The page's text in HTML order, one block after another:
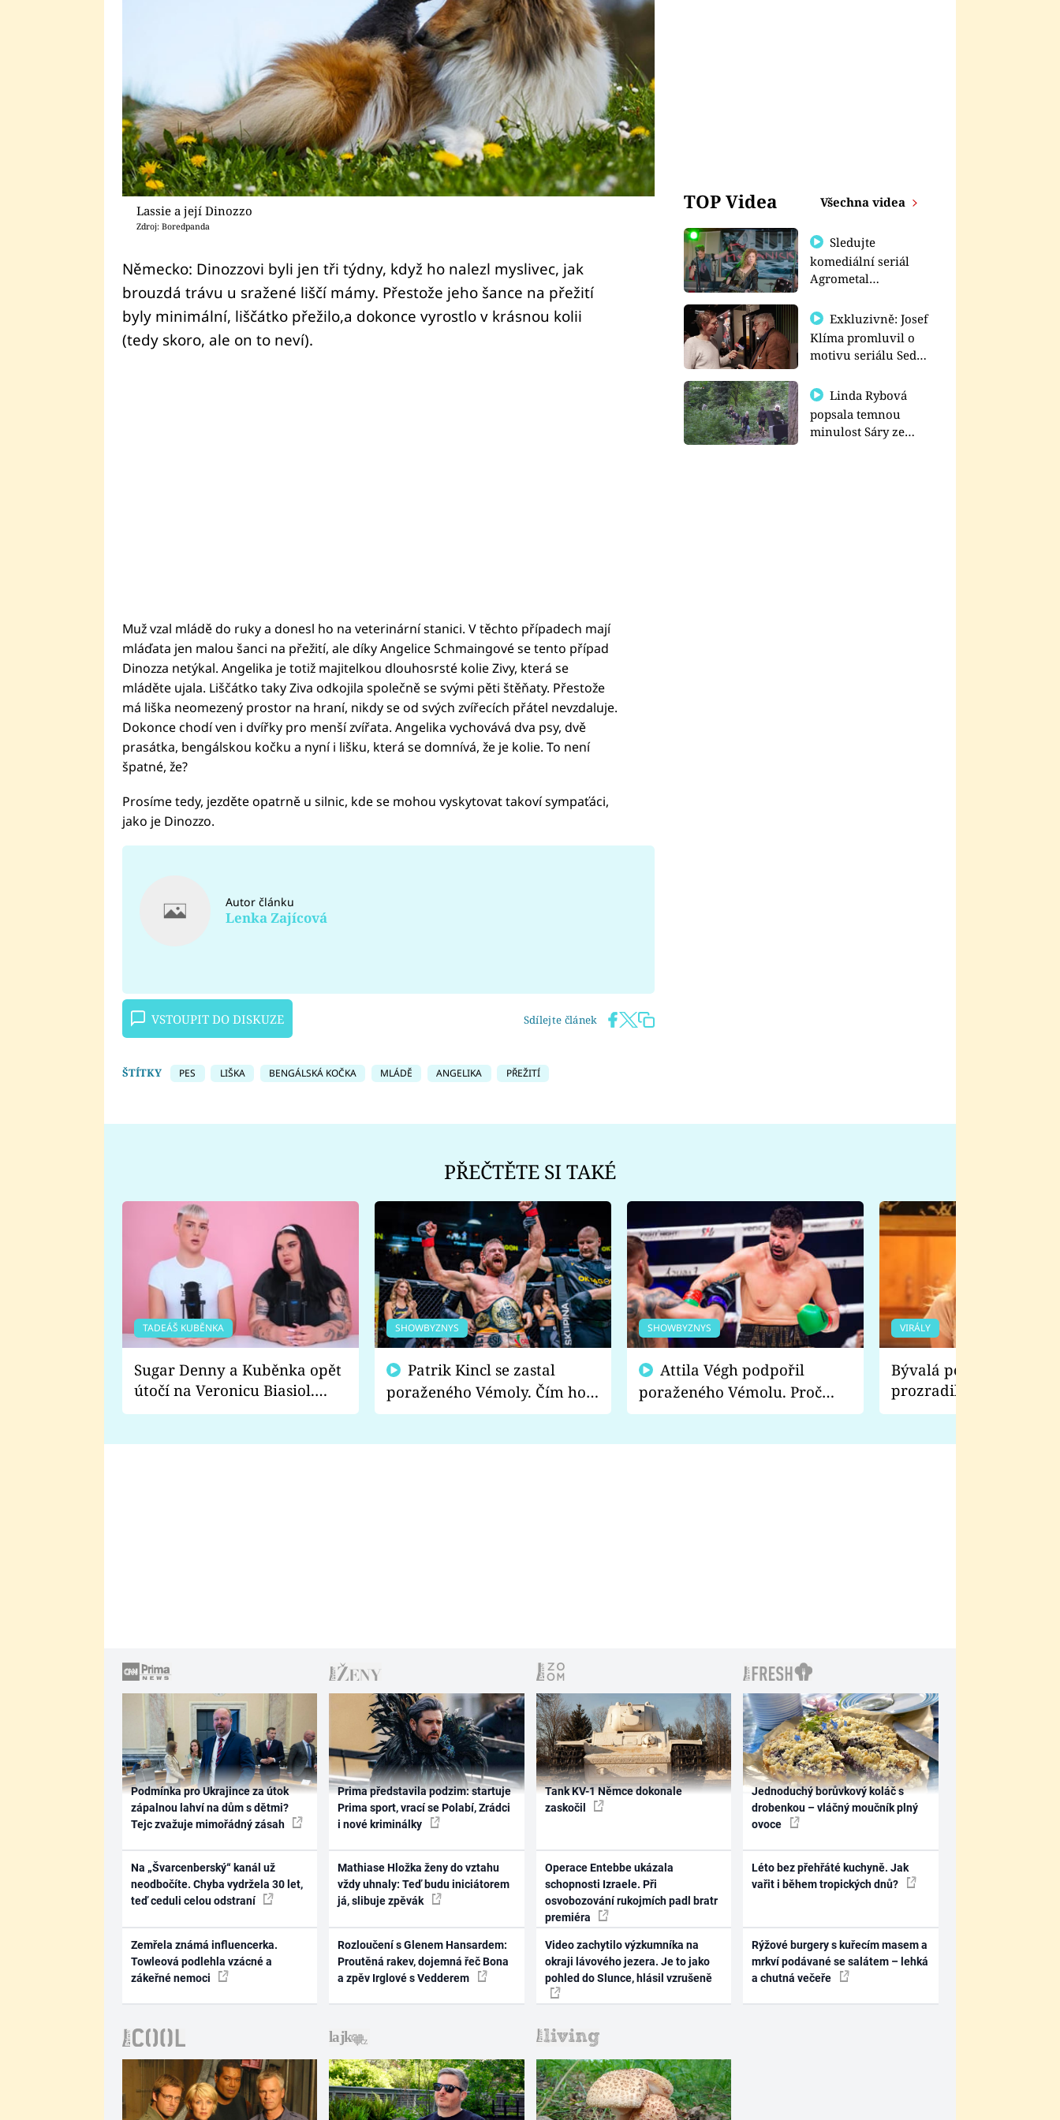
Lassie a její Dinozzo
Zdroj: Boredpanda
Německo: Dinozzovi byli jen tři týdny, když ho nalezl myslivec, jak
brouzdá trávu u sražené liščí mámy. Přestože jeho šance na přežití
byly minimální, liščátko přežilo,a dokonce vyrostlo v krásnou kolii
(tedy skoro, ale on to neví).
Muž vzal mládě do ruky a donesl ho na veterinární stanici. V těchto případech mají
mláďata jen malou šanci na přežití, ale díky Angelice Schmaingové se tento případ
Dinozza netýkal. Angelika je totiž majitelkou dlouhosrsté kolie Zivy, která se
mláděte ujala. Liščátko taky Ziva odkojila společně se svými pěti štěňaty. Přestože
má liška neomezený prostor na hraní, nikdy se od svých zvířecích přátel nevzdaluje.
Dokonce chodí ven i dvířky pro menší zvířata. Angelika vychovává dva psy, dvě
prasátka, bengálskou kočku a nyní i lišku, která se domnívá, že je kolie. To není
špatné, že?
Prosíme tedy, jezděte opatrně u silnic, kde se mohou vyskytovat takoví sympaťáci,
jako je Dinozzo.
Autor článku
Lenka Zajícová
VSTOUPIT DO DISKUZE Sdílejte článek
ŠTÍTKY PES LIŠKA BENGÁLSKÁ KOČKA MLÁDĚ ANGELIKA PŘEŽITÍ
TOP Videa Všechna videa
Sledujte
komediální seriál
Agrometal
prima+
Exkluzivně: Josef
Klíma promluvil o
motivu seriálu Sedm
Linda Rybová
popsala temnou
minulost Sáry ze
PŘEČTĚTE SI TAKÉ
TADEÁŠ KUBĚNKA
Sugar Denny a Kuběnka opět
útočí na Veronicu Biasiol.
Proč je podle nich falešná a
SHOWBYZNYS
poraženého Vémoly. Čím ho
fanoušci naštvali?
SHOWBYZNYS
poraženého Vémolu. Proč
chce raději zápasit s ním než
VIRÁLY
Bývalá pornoherečka
prozradila, co ji
natáčení Euforie.
Podmínka pro Ukrajince za útok
zápalnou lahví na dům s dětmi?
Tejc zvažuje mimořádný zásah
Na „Švarcenberský“ kanál už
neodbočíte. Chyba vydržela 30 let,
teď ceduli celou odstraní
Zemřela známá influencerka.
Towleová podlehla vzácné a
zákeřné nemoci
Prima představila podzim: startuje
Prima sport, vrací se Polabí, Zrádci
i nové kriminálky
Mathiase Hložka ženy do vztahu
vždy uhnaly: Teď budu iniciátorem
já, slibuje zpěvák
Rozloučení s Glenem Hansardem:
Proutěná rakev, dojemná řeč Bona
a zpěv Irglové s Vedderem
Tank KV-1 Němce dokonale
zaskočil
Operace Entebbe ukázala
schopnosti Izraele. Při
osvobozování rukojmích padl bratr
premiéra
Video zachytilo výzkumníka na
okraji lávového jezera. Je to jako
pohled do Slunce, hlásil vzrušeně
Jednoduchý borůvkový koláč s
drobenkou – vláčný moučník plný
ovoce
Léto bez přehřáté kuchyně. Jak
vařit i během tropických dnů?
Rýžové burgery s kuřecím masem a
mrkví podávané se salátem – lehká
a chutná večeře